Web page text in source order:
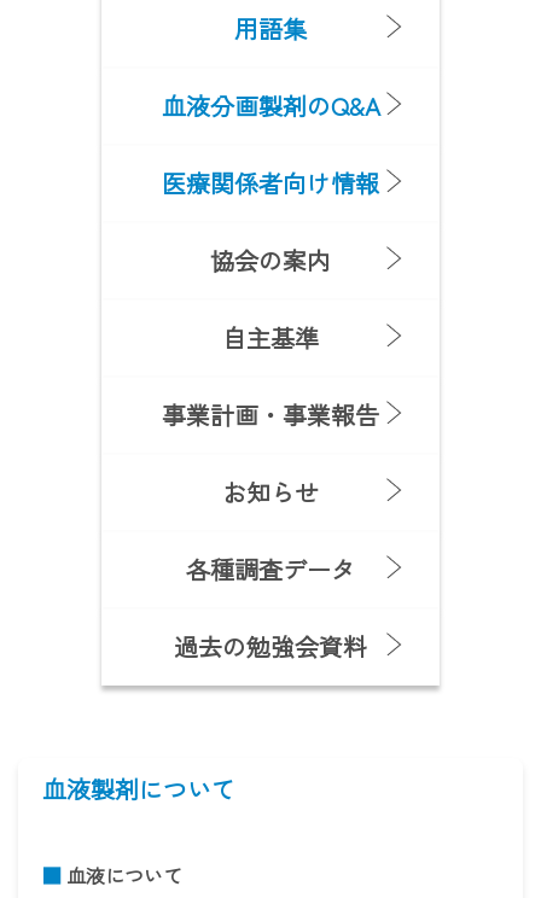
用語集
血液分画製剤のQ&A
医療関係者向け情報
協会の案内
自主基準
事業計画・事業報告
お知らせ
各種調査データ
過去の勉強会資料
血液製剤について
血液について